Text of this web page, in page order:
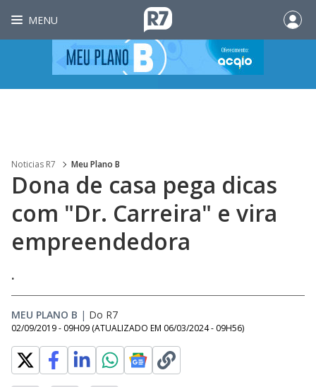
MENU
Noticias R7 Meu Plano B
Dona de casa pega dicas
com "Dr. Carreira" e vira
empreendedora
.
MEU PLANO B | Do R7
02/09/2019 - 09H09 (ATUALIZADO EM 06/03/2024 - 09H56)